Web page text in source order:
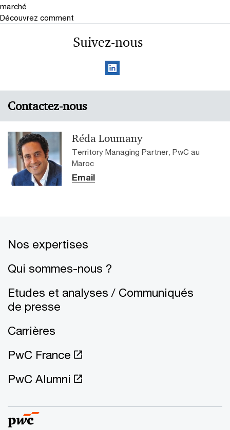
marché
Découvrez comment
Suivez-nous
Contactez-nous
Réda Loumany
Territory Managing Partner, PwC au
Maroc
Email
Nos expertises
Qui sommes-nous ?
Etudes et analyses / Communiqués
de presse
Carrières
PwC France
PwC Alumni